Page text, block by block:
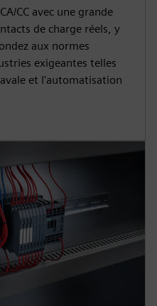
CC avec une grande
de charge réels, y
aux normes
exigeantes telles
et l'automatisation